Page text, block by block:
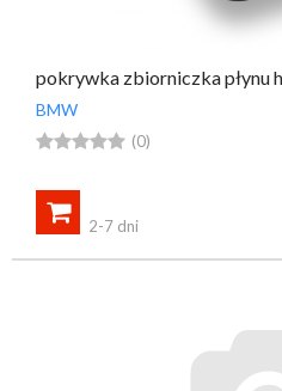
pokrywka zbiorniczka płynu
BMW
 (0)

2-7 dni